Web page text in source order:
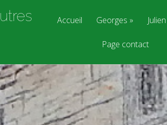
Accueil Georges Julien
Page contact